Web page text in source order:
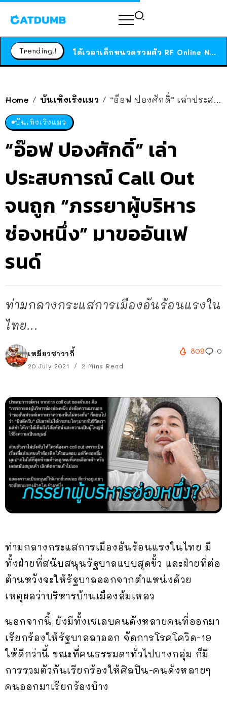
Trending!! ได้เวลาเด็กหนวดรวมตัว RF Online Next เปิดให้เล่นแล้ว เกม Sci-Fi MMORPG ระดับตำนาน เล่นได้ทั้งมือถือและ PC
Home / บันเทิงเริงแมว / “อ๊อฟ ปองศักดิ์” เล่าประสบการณ์ Call Out จนถูก “ภรรยาผู้บริหารช่องหนึ่ง” มาขออันเฟรนด์
บันเทิงเริงแมว
“อ๊อฟ ปองศักดิ์” เล่า
ประสบการณ์ Call Out
จนถูก “ภรรยาผู้บริหาร
ช่องหนึ่ง” มาขออันเฟ
รนด์
ท่ามกลางกระแสการเมืองอันร้อนแรงใน
ไทย...
เหมียวซาวากี้
20 July 2021 2 Mins Read
809 0
ท่ามกลางกระแสการเมืองอันร้อนแรงในไทย มี
ทั้งฝ่ายที่สนับสนุนรัฐบาลแบบสุดขั้ว และฝ่ายที่ต่อ
ต้านหวังจะให้รัฐบาลออกจากตำแหน่งด้วย
เหตุผลว่าบริหารบ้านเมืองล้มเหลว
นอกจากนี้ ยังมีทั้งเซเลบคนดังหลายคนที่ออกมา
เรียกร้องให้รัฐบาลลาออก จัดการโรคโควิด-19
ให้ดีกว่านี้ ขณะที่คนธรรมดาทั่วไปบางกลุ่ม ก็มี
การรวมตัวกันเรียกร้องให้ศิลปิน-คนดังหลายๆ
คนออกมาเรียกร้องบ้าง